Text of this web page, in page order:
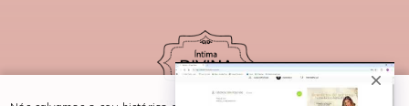
® TODOS DIREITOS RESERVADOS